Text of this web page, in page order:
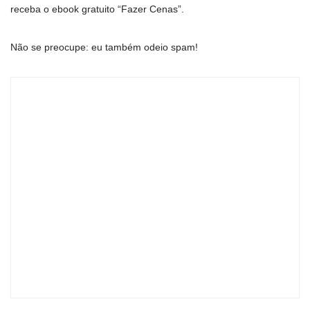
receba o ebook gratuito “Fazer Cenas”.
Não se preocupe: eu também odeio spam!